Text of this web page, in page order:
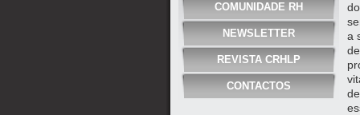
COMUNIDADE RH
NEWSLETTER
REVISTA CRHLP
CONTACTOS
a